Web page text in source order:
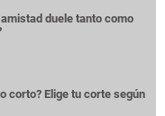
duele tanto como
corto? Elige tu corte según